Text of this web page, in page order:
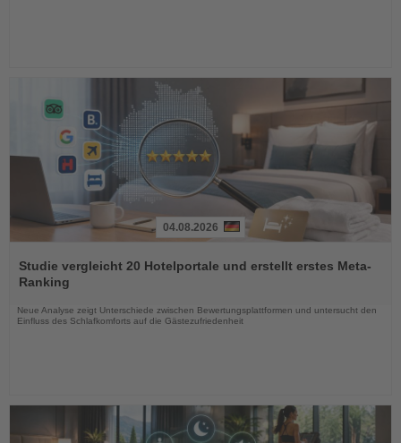
Sie
die
Nachrichten
04.08.2026
Studie vergleicht 20 Hotelportale und erstellt erstes Meta-
Ranking
Neue Analyse zeigt Unterschiede zwischen Bewertungsplattformen und untersucht den
Einfluss des Schlafkomforts auf die Gästezufriedenheit